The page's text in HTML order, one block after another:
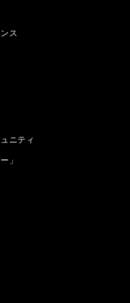
ス
ニティ
」